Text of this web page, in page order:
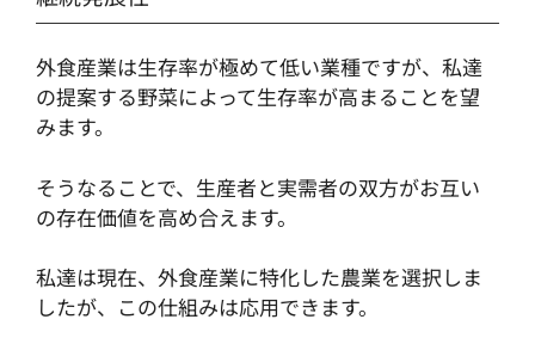
外食産業は生存率が極めて低い業種ですが、私達
の提案する野菜によって生存率が高まることを望
みます。
そうなることで、生産者と実需者の双方がお互い
の存在価値を高め合えます。
私達は現在、外食産業に特化した農業を選択しま
したが、この仕組みは応用できます。